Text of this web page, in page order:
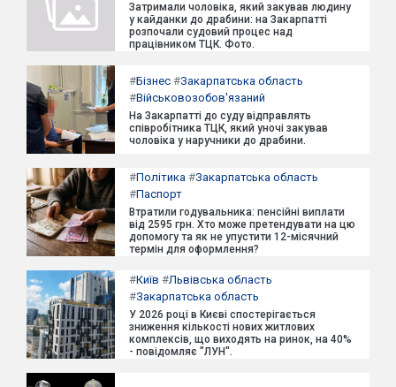
Затримали чоловіка, який закував людину
у кайданки до драбини: на Закарпатті
розпочали судовий процес над
працівником ТЦК. Фото.
#Бізнес #Закарпатська область
#Військовозобов'язаний
На Закарпатті до суду відправлять
співробітника ТЦК, який уночі закував
чоловіка у наручники до драбини.
#Політика #Закарпатська область
#Паспорт
Втратили годувальника: пенсійні виплати
від 2595 грн. Хто може претендувати на цю
допомогу та як не упустити 12-місячний
термін для оформлення?
#Київ #Львівська область
#Закарпатська область
У 2026 році в Києві спостерігається
зниження кількості нових житлових
комплексів, що виходять на ринок, на 40%
- повідомляє "ЛУН".